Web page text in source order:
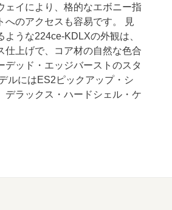
ェイにより、格的なエボニー指
へのアクセスも容易です。 見
ような224ce-KDLXの外観は、
仕上げで、コア材の自然な色合
デッド・エッジバーストのスタ
ルにはES2ピックアップ・シ
デラックス・ハードシェル・ケ